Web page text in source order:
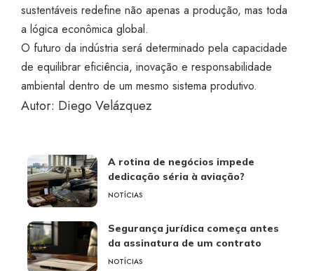
sustentáveis redefine não apenas a produção, mas toda
a lógica econômica global.
O futuro da indústria será determinado pela capacidade
de equilibrar eficiência, inovação e responsabilidade
ambiental dentro de um mesmo sistema produtivo.
Autor: Diego Velázquez
A rotina de negócios impede
dedicação séria à aviação?
NOTÍCIAS
Segurança jurídica começa antes
da assinatura de um contrato
NOTÍCIAS